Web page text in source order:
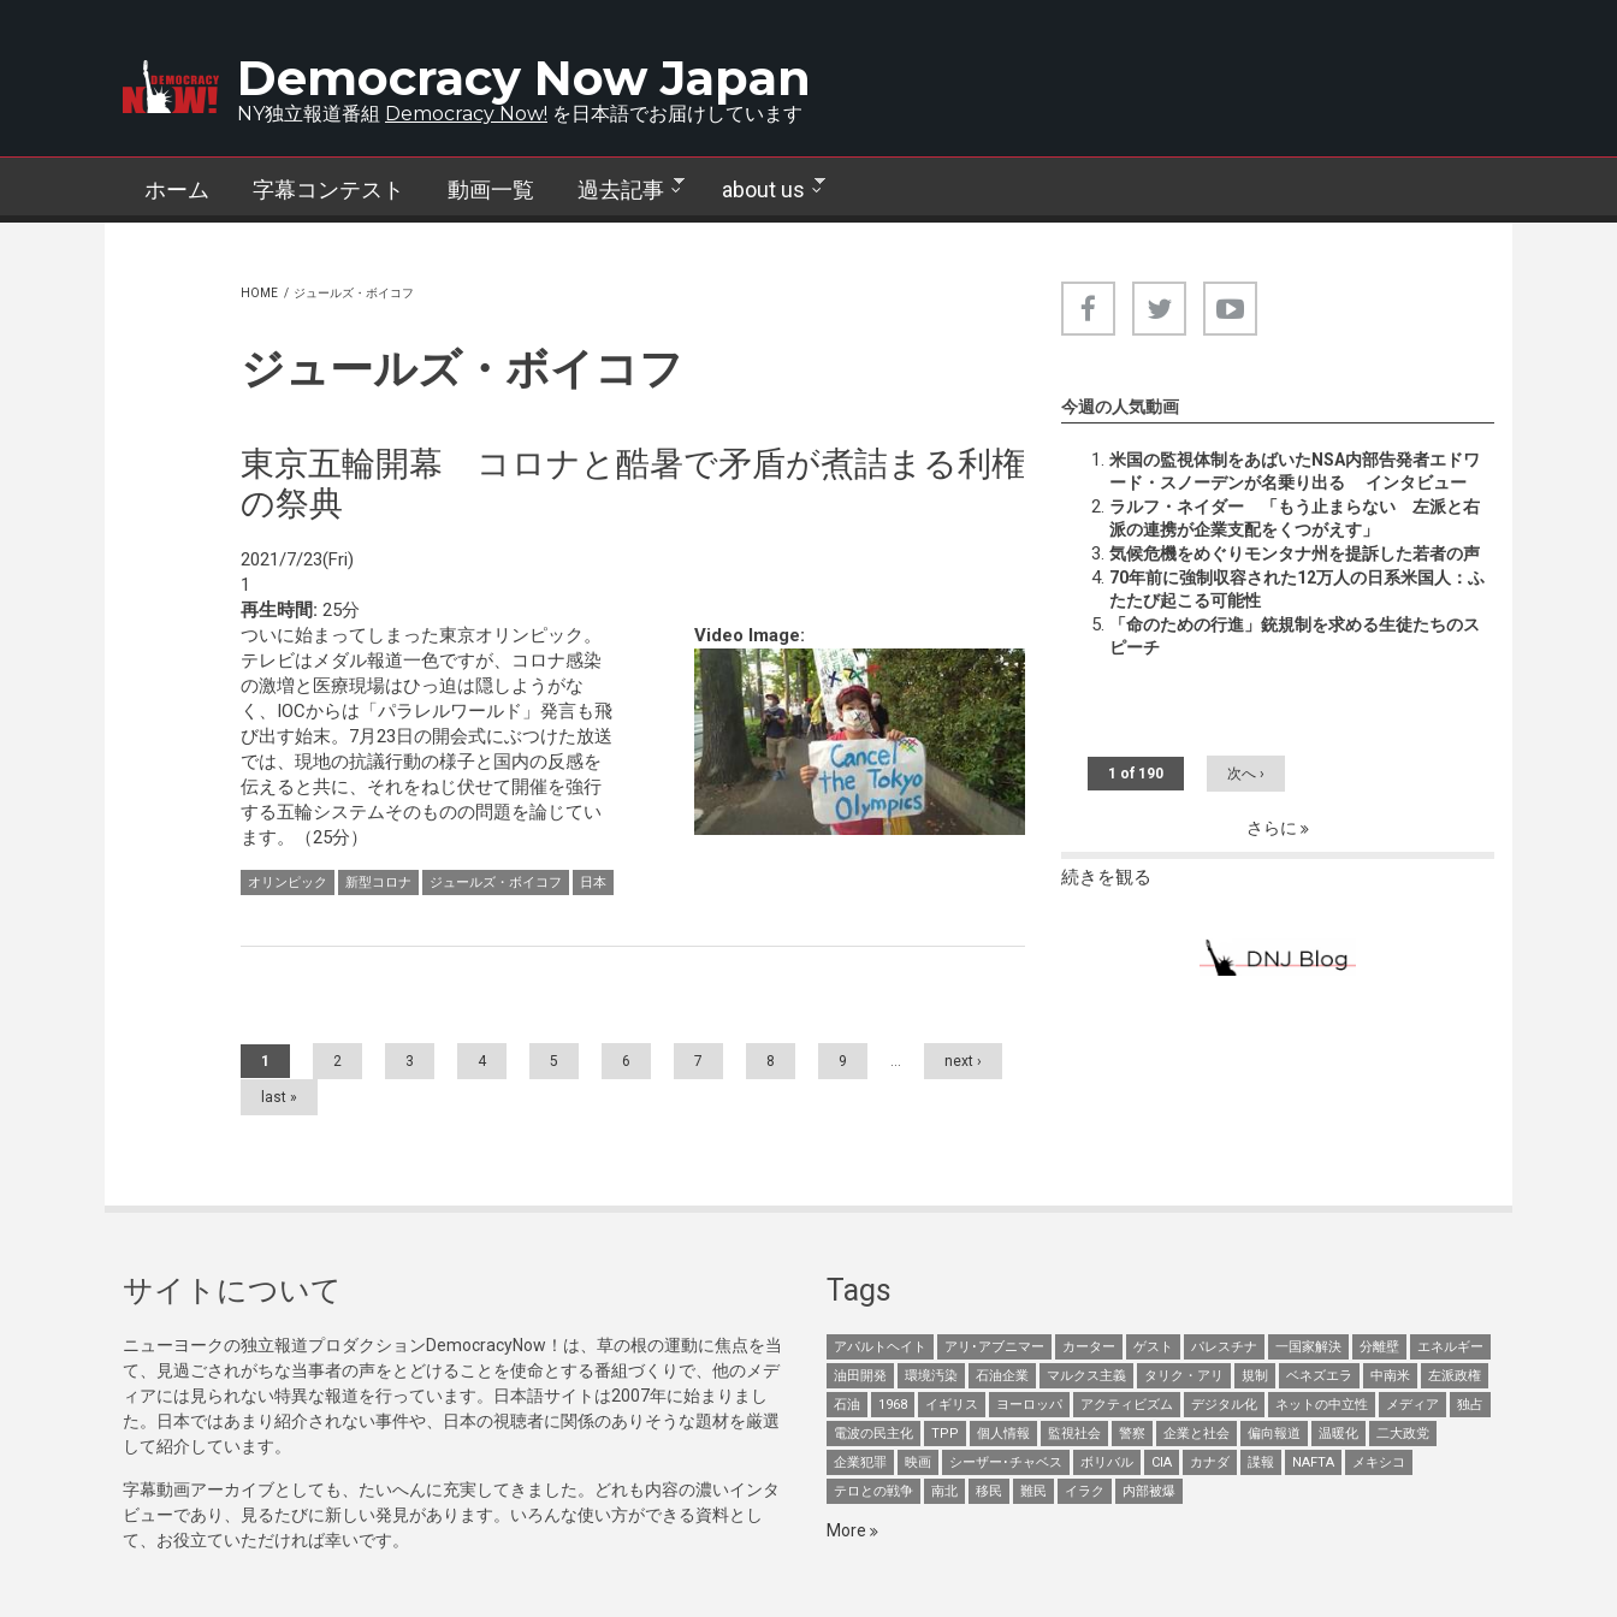
Democracy Now Japan
NY独立報道番組 Democracy Now! を日本語でお届けしています
ホーム 字幕コンテスト 動画一覧 過去記事 about us
HOME / ジュールズ・ボイコフ
ジュールズ・ボイコフ
東京五輪開幕 コロナと酷暑で矛盾が煮詰まる利権
の祭典
2021/7/23(Fri)
1
再生時間: 25分
Video Image:
ついに始まってしまった東京オリンピック。
テレビはメダル報道一色ですが、コロナ感染
の激増と医療現場はひっ迫は隠しようがな
く、IOCからは「パラレルワールド」発言も飛
び出す始末。7月23日の開会式にぶつけた放送
では、現地の抗議行動の様子と国内の反感を
伝えると共に、それをねじ伏せて開催を強行
する五輪システムそのものの問題を論じてい
ます。（25分）
オリンピック 新型コロナ ジュールズ・ボイコフ 日本
Pages
1 2 3 4 5 6 7 8 9 … next ›
last »
今週の人気動画
米国の監視体制をあばいたNSA内部告発者エドワ
ード・スノーデンが名乗り出る インタビュー
ラルフ・ネイダー 「もう止まらない 左派と右
派の連携が企業支配をくつがえす」
気候危機をめぐりモンタナ州を提訴した若者の声
70年前に強制収容された12万人の日系米国人：ふ
たたび起こる可能性
「命のための行進」銃規制を求める生徒たちのス
ピーチ
1 of 190 次へ ›
さらに
続きを観る
サイトについて
ニューヨークの独立報道プロダクションDemocracyNow！は、草の根の運動に焦点を当
て、見過ごされがちな当事者の声をとどけることを使命とする番組づくりで、他のメデ
ィアには見られない特異な報道を行っています。日本語サイトは2007年に始まりまし
た。日本ではあまり紹介されない事件や、日本の視聴者に関係のありそうな題材を厳選
して紹介しています。
字幕動画アーカイブとしても、たいへんに充実してきました。どれも内容の濃いインタ
ビューであり、見るたびに新しい発見があります。いろんな使い方ができる資料とし
て、お役立ていただければ幸いです。
Tags
アパルトヘイト アリ･アブニマー カーター ゲスト パレスチナ 一国家解決 分離壁
エネルギー
油田開発
環境汚染 石油企業 マルクス主義 タリク・アリ 規制 ベネズエラ 中南米
左派政権
石油
1968 イギリス ヨーロッパ アクティビズム デジタル化 ネットの中立性 メディア
独占
電波の民主化
TPP 個人情報 監視社会 警察 企業と社会 偏向報道 温暖化
二大政党
企業犯罪
映画 シーザー･チャベス ボリバル CIA カナダ 諜報 NAFTA
メキシコ
テロとの戦争
南北 移民 難民 イラク 内部被爆
More